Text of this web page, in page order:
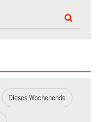
Dieses Wochenende